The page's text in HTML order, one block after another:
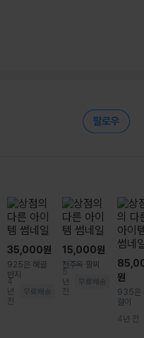
35,000원
925은 해골
반지
4
년
전
15,000원
천주옥 팔찌
5
년
전
원
935은
걸이
4년 전